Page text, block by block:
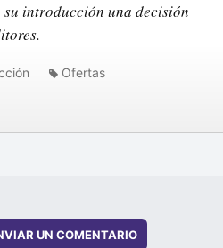
introducción una decisión
Ofertas
UN COMENTARIO